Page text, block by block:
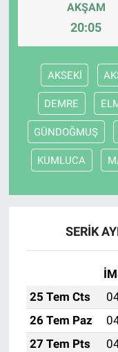
AKŞAM
20:05
AKSEKİ
DEMRE
GÜNDOĞMUŞ
KUMLUCA
SERİK
25 Tem Cts
26 Tem Paz
27 Tem Pts